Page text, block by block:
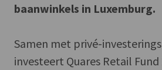
baanwinkels in Luxemburg.
Samen met privé-
investeert Quares Retail